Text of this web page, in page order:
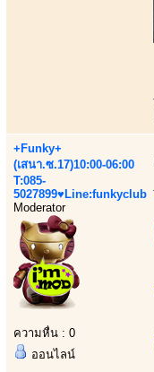
+Funky+
(เสนา.ซ.17)10:00-06:00
T:085-
5027899♥Line:funkyclub
Moderator
ความหื่น : 0
ออนไลน์